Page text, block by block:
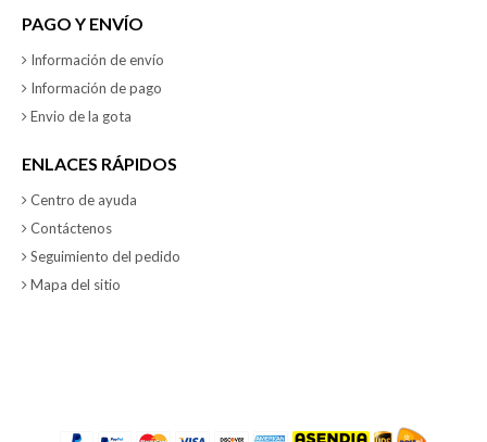
PAGO Y ENVÍO
Información de envío
Información de pago
Envio de la gota
ENLACES RÁPIDOS
Centro de ayuda
Contáctenos
Seguimiento del pedido
Mapa del sitio